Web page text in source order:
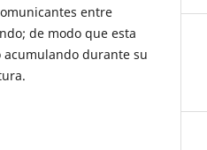
entre
de modo que esta
durante su